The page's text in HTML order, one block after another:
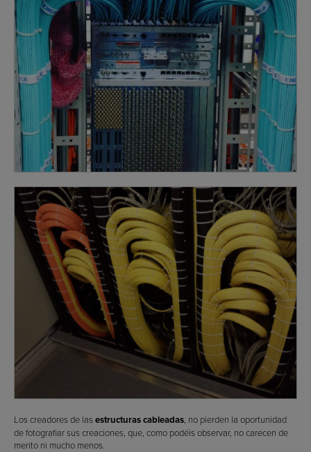
Los creadores de las estructuras cableadas, no pierden la oportunidad
de fotografiar sus creaciones, que, como podéis observar, no carecen de
merito ni mucho menos.